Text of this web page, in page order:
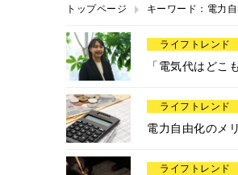
トップページ キーワード：電力
ライフトレンド
「電気代はど
ライフトレンド
電力自由化のメ
ライフトレンド